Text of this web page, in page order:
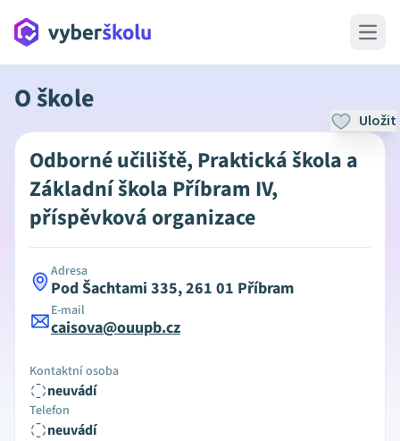
Open
O škole
Uložit
Odborné učiliště, Praktická škola a
Základní škola Příbram IV,
příspěvková organizace
Adresa
Pod Šachtami 335, 261 01 Příbram
E-mail
caisova@ouupb.cz
Kontaktní osoba
neuvádí
Telefon
neuvádí